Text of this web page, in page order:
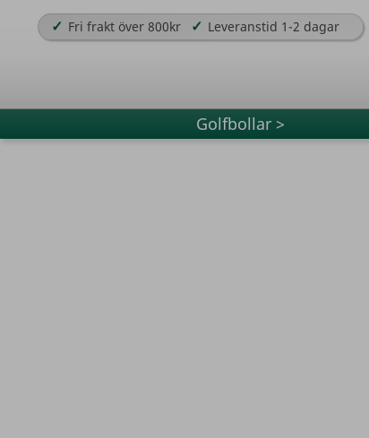
✓ Fri frakt över 800kr ✓ Leveranstid 1-2 dagar
Golfbollar >